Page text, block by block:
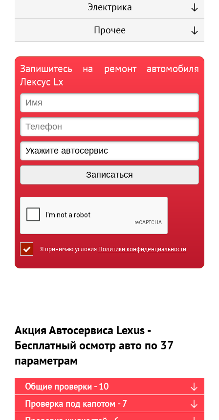
Электрика
Прочее
Запишитесь на ремонт автомобиля
Лексус Lx
Я принимаю условия Политики конфиденциальности
Акция Автосервиса Lexus -
Бесплатный осмотр авто по 37
параметрам
Общие проверки - 10
Проверка под капотом - 7